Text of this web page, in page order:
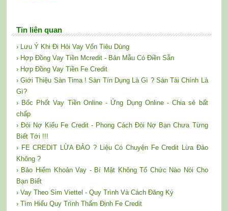
Tin liên quan
› Lưu Ý Khi Đi Hỏi Vay Vốn Tiêu Dùng
› Hợp Đồng Vay Tiền Mcredit - Bản Mẫu Có Điền Sẵn
› Hợp Đồng Vay Tiền Fe Credit
› Giới Thiệu Sàn Tima ! Sàn Tín Dụng Là Gì ? Sàn Tài Chính Là
Gì?
› Bốc Phốt Vay Tiền Online - Ứng Dụng Online - Chia sẻ bất
chấp
› Đòi Nợ Kiểu Fe Credit - Phong Cách Đòi Nợ Bạn Chưa Từng
Biết Tới !!!
› FE CREDIT LỪA ĐẢO ? Liệu Có Chuyện Fe Credit Lừa Đảo
Không ?
› Bảo Hiểm Khoản Vay - Bí Mật Không Tổ Chức Nào Nói Cho
Bạn Biết
› Vay Theo Sim Viettel - Quy Trình Và Cách Đăng Ký
› Tìm Hiểu Quy Trình Thẩm Định Fe Credit